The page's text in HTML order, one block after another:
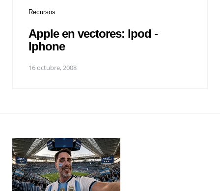
Recursos
Apple en vectores: Ipod -
Iphone
16 octubre, 2008